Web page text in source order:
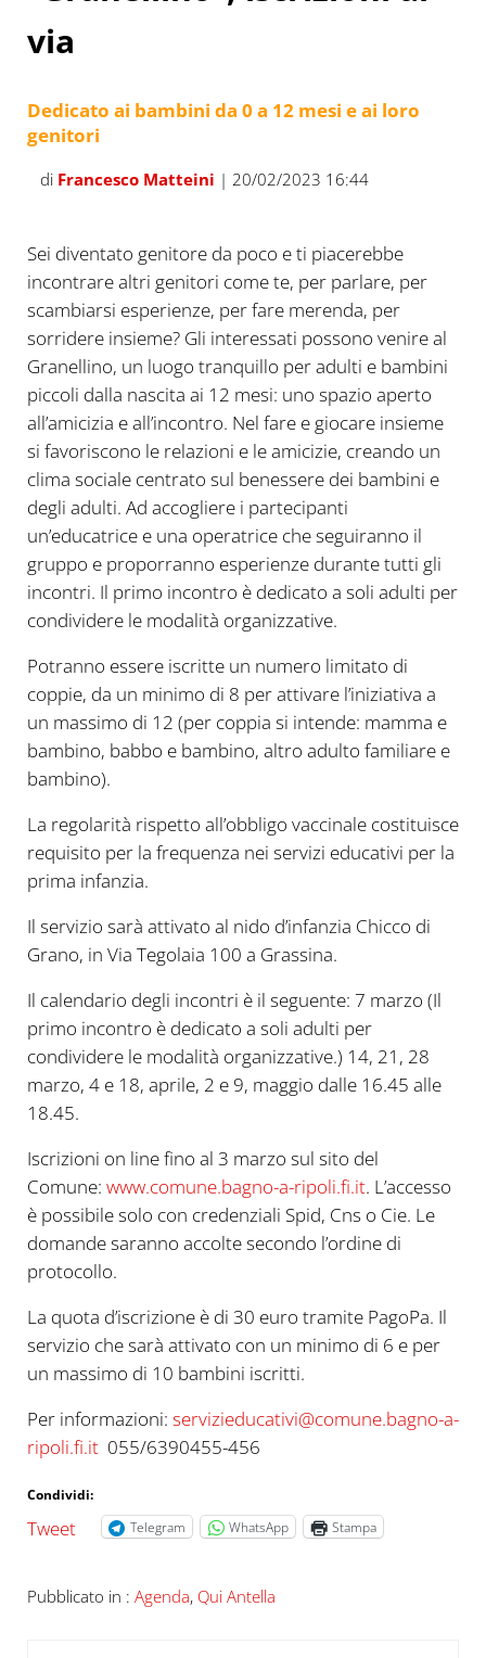
via
Dedicato ai bambini da 0 a 12 mesi e ai loro
genitori
di Francesco Matteini | 20/02/2023 16:44
Sei diventato genitore da poco e ti piacerebbe
incontrare altri genitori come te, per parlare, per
scambiarsi esperienze, per fare merenda, per
sorridere insieme? Gli interessati possono venire al
Granellino, un luogo tranquillo per adulti e bambini
piccoli dalla nascita ai 12 mesi: uno spazio aperto
all’amicizia e all’incontro. Nel fare e giocare insieme
si favoriscono le relazioni e le amicizie, creando un
clima sociale centrato sul benessere dei bambini e
degli adulti. Ad accogliere i partecipanti
un’educatrice e una operatrice che seguiranno il
gruppo e proporranno esperienze durante tutti gli
incontri. Il primo incontro è dedicato a soli adulti per
condividere le modalità organizzative.
Potranno essere iscritte un numero limitato di
coppie, da un minimo di 8 per attivare l’iniziativa a
un massimo di 12 (per coppia si intende: mamma e
bambino, babbo e bambino, altro adulto familiare e
bambino).
La regolarità rispetto all’obbligo vaccinale costituisce
requisito per la frequenza nei servizi educativi per la
prima infanzia.
Il servizio sarà attivato al nido d’infanzia Chicco di
Grano, in Via Tegolaia 100 a Grassina.
Il calendario degli incontri è il seguente: 7 marzo (Il
primo incontro è dedicato a soli adulti per
condividere le modalità organizzative.) 14, 21, 28
marzo, 4 e 18, aprile, 2 e 9, maggio dalle 16.45 alle
18.45.
Iscrizioni on line fino al 3 marzo sul sito del
Comune: www.comune.bagno-a-ripoli.fi.it. L’accesso
è possibile solo con credenziali Spid, Cns o Cie. Le
domande saranno accolte secondo l’ordine di
protocollo.
La quota d’iscrizione è di 30 euro tramite PagoPa. Il
servizio che sarà attivato con un minimo di 6 e per
un massimo di 10 bambini iscritti.
Per informazioni: servizieducativi@comune.bagno-a-
ripoli.fi.it055/6390455-456
Condividi:
Tweet Telegram WhatsApp Stampa
Pubblicato in : Agenda, Qui Antella